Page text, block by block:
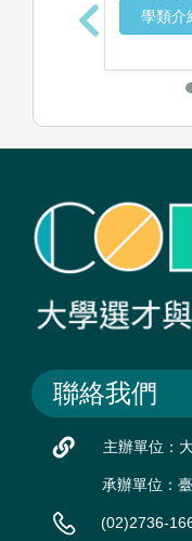
學類介
聯絡我們
主辦單位：
承辦單位：
(02)2736-